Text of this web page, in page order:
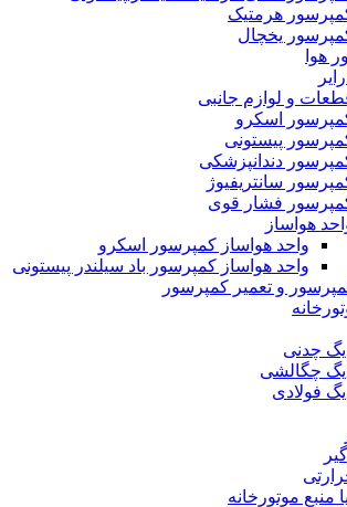
هرمتیک
یخچال
هوا
و لوازم جانبی
اسکرو
پیستونی
دندانپزشکی
سانتریفیوژ
فشار قوی
هواساز
واحد هواساز کمپرسور اسکرو
واحد هواساز کمپرسور باد سیلندر پیستونی
و تعمیر کمپرسور
چدنی
چگالشی
فولادی
منبع موتورخانه